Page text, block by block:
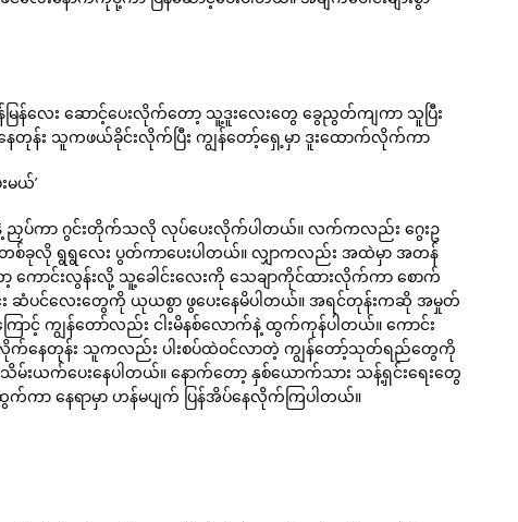
ြန်လေး ဆောင့်ပေးလိုက်တော့ သူ့ဒူးလေးတွေ ခွေညွတ်ကျကာ သူပြီး
ေတုန်း သူကဖယ်ခိုင်းလိုက်ပြီး ကျွန်တော့်ရှေ့မှာ ဒူးထောက်လိုက်ကာ
မယ်’
နဲ့ ညှပ်ကာ ဂွင်းတိုက်သလို လုပ်ပေးလိုက်ပါတယ်။ လက်ကလည်း ဂွေးဥ
ခုလို ရွရွလေး ပွတ်ကာပေးပါတယ်။ လျှာကလည်း အထဲမှာ အတန်
ကောင်းလွန်းလို့ သူ့ခေါင်းလေးကို သေချာကိုင်ထားလိုက်ကာ စောက်
ဆံပင်လေးတွေကို ယုယစွာ ဖွပေးနေမိပါတယ်။ အရင်တုန်းကဆို အမှုတ်
ောင့် ကျွန်တော်လည်း ငါးမိနစ်လောက်နဲ့ ထွက်ကုန်ပါတယ်။ ကောင်း
က်နေတုန်း သူကလည်း ပါးစပ်ထဲဝင်လာတဲ့ ကျွန်တော့်သုတ်ရည်တွေကို
းယက်ပေးနေပါတယ်။ နောက်တော့ နှစ်ယောက်သား သန့်ရှင်းရေးတွေ
က်ကာ နေရာမှာ ဟန်မပျက် ပြန်အိပ်နေလိုက်ကြပါတယ်။